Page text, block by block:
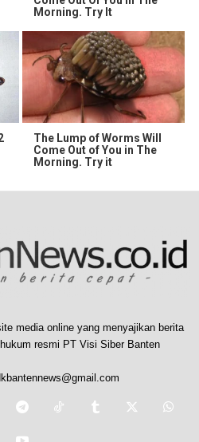
Morning. Try It
The Lump of Worms Will
Come Out of You in The
Morning. Try it
media online yang menyajikan berita
resmi PT Visi Siber Banten